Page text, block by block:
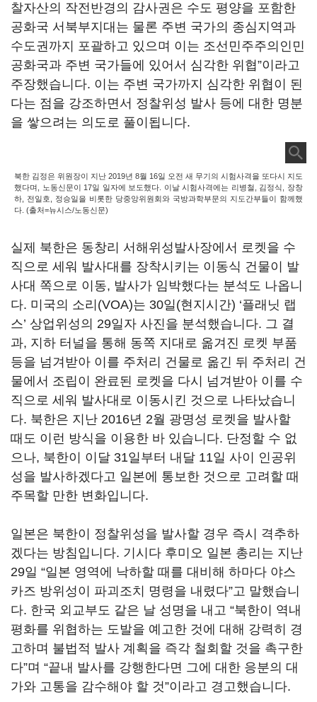
찰자산의 작전반경의 감사권은 수도 평양을 포함한
공화국 서북부지대는 물론 주변 국가의 종심지역과
수도권까지 포괄하고 있으며 이는 조선민주주의인민
공화국과 주변 국가들에 있어서 심각한 위협”이라고
주장했습니다. 이는 주변 국가까지 심각한 위협이 된
다는 점을 강조하면서 정찰위성 발사 등에 대한 명분
을 쌓으려는 의도로 풀이됩니다.
북한 김정은 위원장이 지난 2019년 8월 16일 오전 새 무기의 시험사격을 또다시 지도
했다며, 노동신문이 17일 일자에 보도했다. 이날 시험사격에는 리병철, 김정식, 장창
하, 전일호, 정승일을 비롯한 당중앙위원회와 국방과학부문의 지도간부들이 함께했
다. (출처=뉴시스/노동신문)
실제 북한은 동창리 서해위성발사장에서 로켓을 수
직으로 세워 발사대를 장착시키는 이동식 건물이 발
사대 쪽으로 이동, 발사가 임박했다는 분석도 나옵니
다. 미국의 소리(VOA)는 30일(현지시간) ‘플래닛 랩
스’ 상업위성의 29일자 사진을 분석했습니다. 그 결
과, 지하 터널을 통해 동쪽 지대로 옮겨진 로켓 부품
등을 넘겨받아 이를 주처리 건물로 옮긴 뒤 주처리 건
물에서 조립이 완료된 로켓을 다시 넘겨받아 이를 수
직으로 세워 발사대로 이동시킨 것으로 나타났습니
다. 북한은 지난 2016년 2월 광명성 로켓을 발사할
때도 이런 방식을 이용한 바 있습니다. 단정할 수 없
으나, 북한이 이달 31일부터 내달 11일 사이 인공위
성을 발사하겠다고 일본에 통보한 것으로 고려할 때
주목할 만한 변화입니다.
일본은 북한이 정찰위성을 발사할 경우 즉시 격추하
겠다는 방침입니다. 기시다 후미오 일본 총리는 지난
29일 “일본 영역에 낙하할 때를 대비해 하마다 야스
카즈 방위성이 파괴조치 명령을 내렸다”고 말했습니
다. 한국 외교부도 같은 날 성명을 내고 “북한이 역내
평화를 위협하는 도발을 예고한 것에 대해 강력히 경
고하며 불법적 발사 계획을 즉각 철회할 것을 촉구한
다”며 “끝내 발사를 강행한다면 그에 대한 응분의 대
가와 고통을 감수해야 할 것”이라고 경고했습니다.